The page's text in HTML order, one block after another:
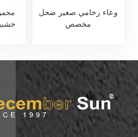
وعاء رخامي صغير ضحل
مخصص